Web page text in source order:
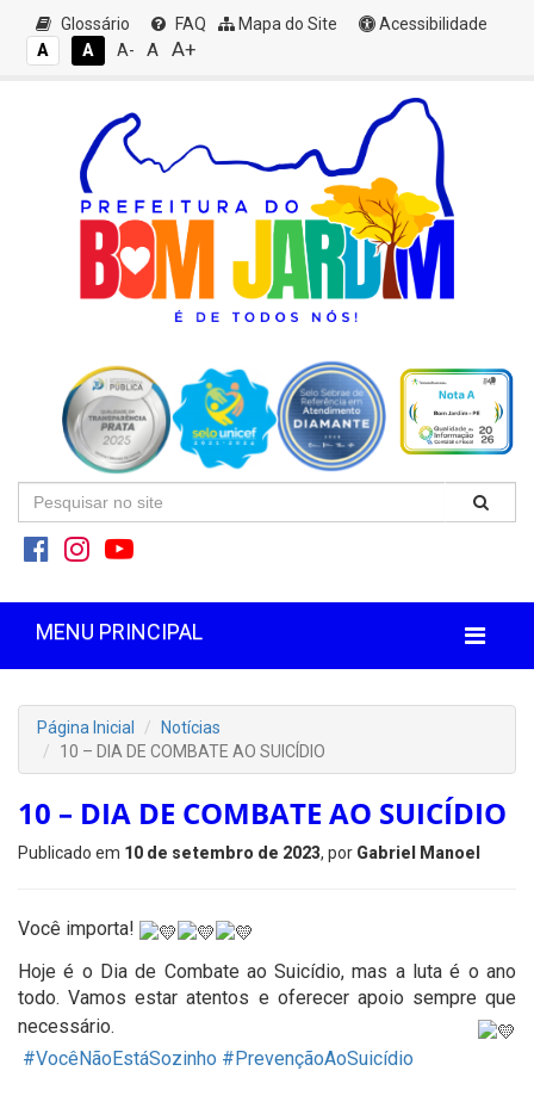
Glossário FAQ Mapa do Site
Acessibilidade
A
A A- A A+
MENU PRINCIPAL
Página Inicial
Notícias
10 – DIA DE COMBATE AO SUICÍDIO
10 – DIA DE COMBATE AO SUICÍDIO
Publicado em 10 de setembro de 2023, por Gabriel Manoel
Você importa!
Hoje é o Dia de Combate ao Suicídio, mas a luta é o ano
todo. Vamos estar atentos e oferecer apoio sempre que
necessário.
#VocêNãoEstáSozinho #PrevençãoAoSuicídio